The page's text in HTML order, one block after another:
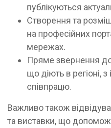
публікуються
Створення та
на професійних
мережах.
Пряме звернення
що діють в регіоні, з
співпрацю.
Важливо також
та виставки, що